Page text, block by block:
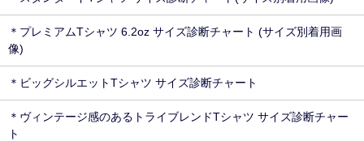
＊プレミアムTシャツ 6.2oz サイズ診断チャート (サイズ別着用画
像)
＊ビッグシルエットTシャツ サイズ診断チャート
＊ヴィンテージ感のあるトライブレンドTシャツ サイズ診断チャー
ト